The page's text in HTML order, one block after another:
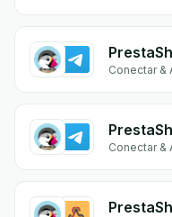
Conectar &
Conectar &